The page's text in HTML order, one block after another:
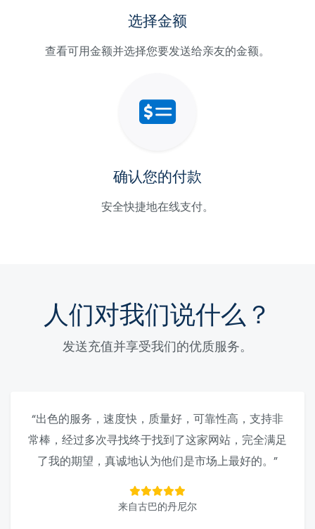
选择金额
查看可用金额并选择您要发送给亲友的金额。
确认您的付款
安全快捷地在线支付。
人们对我们说什么？
发送充值并享受我们的优质服务。
“出色的服务，速度快，质量好，可靠性高，支持非
常棒，经过多次寻找终于找到了这家网站，完全满足
了我的期望，真诚地认为他们是市场上最好的。”
来自古巴的丹尼尔